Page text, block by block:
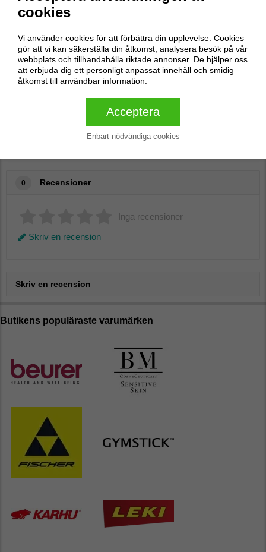
cookies
Vi använder cookies för att förbättra din upplevelse. Cookies
gör att vi kan säkerställa din åtkomst, analysera besök på vår
webbplats och tillhandahålla riktade annonser. De hjälper oss
att erbjuda dig ett personligt anpassat innehåll och smidig
åtkomst till användbar information.
Acceptera
Enbart nödvändiga cookies
0 Recensioner
Inga recensioner
Skriv en recension
Skriv en recension
Butikens populäraste varumärken